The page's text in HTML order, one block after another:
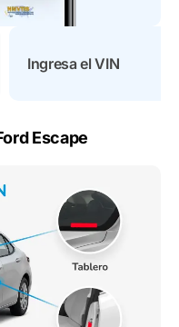
Ingresa el VIN
Escape